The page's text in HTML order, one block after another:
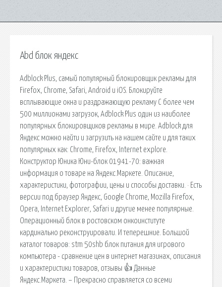
Abd блок яндекс
Adblock Plus, самый популярный блокировщик рекламы для
Firefox, Chrome, Safari, Android и iOS. Блокируйте
всплывающие окна и раздражающую рекламу С более чем
500 миллионами загрузок, Adblock Plus один из наиболее
популярных блокировщиков рекламы в мире. Adblock для
Яндекс можно найти и загрузить на нашем сайте и для таких
популярных как: Chrome, Firefox, Internet explore.
Конструктор Юника Юни-блок 01941-70: важная
информация о товаре на Яндекс.Маркете. Описание,
характеристики, фотографии, цены и способы доставки. · Есть
версии под браузер Яндекс, Google Chrome, Mozilla Firefox,
Opera, Internet Explorer, Safari и другие менее популярные.
Операционный блок в ростовском онкоинституте
кардинально реконструировали. И теперешние. Большой
каталог товаров: stm 50shb блок питания для игрового
компьютера - сравнение цен в интернет магазинах, описания
и характеристики товаров, отзывы 👍 Данные
Яндекс.Маркета. – Прекрасно справляется со всеми